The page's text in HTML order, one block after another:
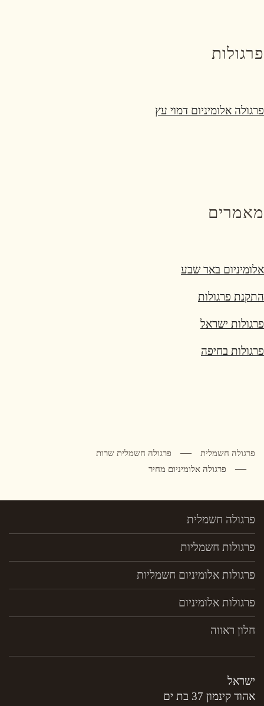
פרגולות
פרגולה אלומיניום דמוי עץ
מאמרים
אלומיניום באר שבע
התקנת פרגולות
פרגולות ישראל
פרגולות בחיפה
פרגולה חשמלית
פרגולה חשמלית שרות
פרגולה אלומיניום מחיר
פרגולה חשמלית
פרגולות חשמליות
פרגולות אלומיניום חשמליות
פרגולות אלומיניום
חלון ראווה
ישראל
אהוד קינמון 37 בת ים